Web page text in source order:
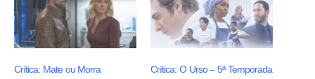
Crítica: Mate ou Morra Crítica: O Urso – 5ª Temporada